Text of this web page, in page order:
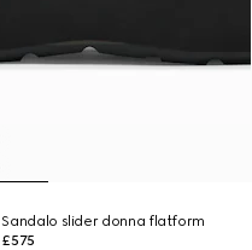
Sandalo slider donna flatform
£575